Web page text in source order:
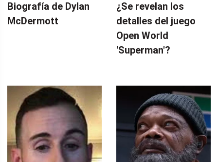
Biografía de Dylan
McDermott
¿Se revelan los
detalles del juego
Open World
'Superman'?